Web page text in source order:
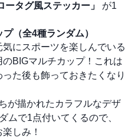
ータグ風ステッカー」
が1
（全4種ランダム）
にスポーツを楽しんでいる
BIGマルチカップ！これは
た後も飾っておきたくなり
が描かれたカラフルなデザ
ムで1点付いてくるので、
しみ！